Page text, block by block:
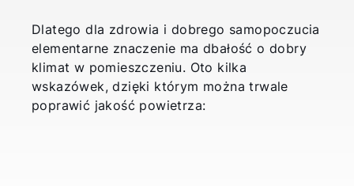
Dlatego dla zdrowia i dobrego samopoczucia
elementarne znaczenie ma dbałość o dobry
klimat w pomieszczeniu. Oto kilka
wskazówek, dzięki którym można trwale
poprawić jakość powietrza: